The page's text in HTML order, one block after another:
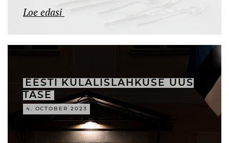
Loe edasi
EESTI KÜLALISLAHKUSE UUS
TASE
4. OCTOBER 2023